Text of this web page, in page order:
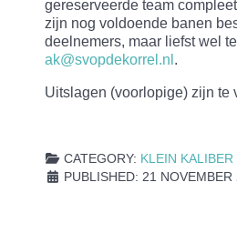
gereserveerde team
zijn nog voldoende banen
deelnemers, maar liefst wel
ak@svopdekorrel.nl .
Uitslagen (voorlopige) zijn te
CATEGORY: KLEIN KALIBER
PUBLISHED: 21 NOVEMBER